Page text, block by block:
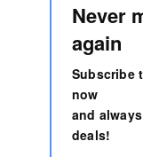
Never
again
Subscribe
now
and
deals!